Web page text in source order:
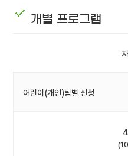
개별 프로그램
어린이(개인)팀별 신청